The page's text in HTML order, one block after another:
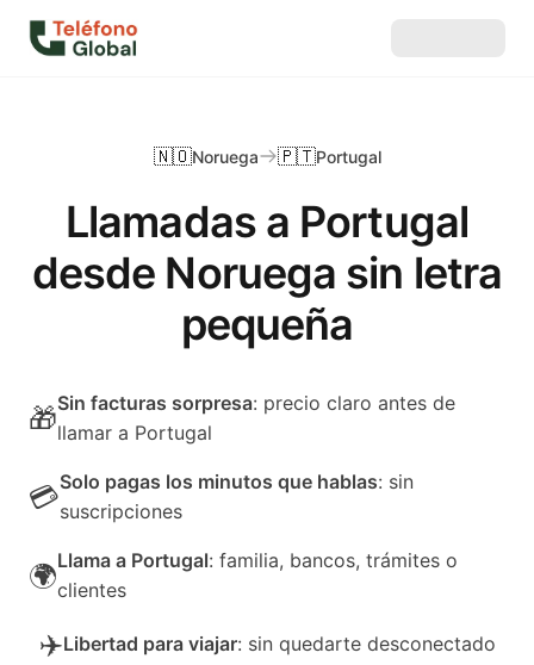
Llamadas a Portugal
desde Noruega sin letra
pequeña
🇳🇴Noruega 🇵🇹Portugal
🎁Sin facturas sorpresa: precio claro antes de
llamar a Portugal
💳Solo pagas los minutos que hablas: sin
suscripciones
🌍Llama a Portugal: familia, bancos, trámites o
clientes
✈️Libertad para viajar: sin quedarte desconectado